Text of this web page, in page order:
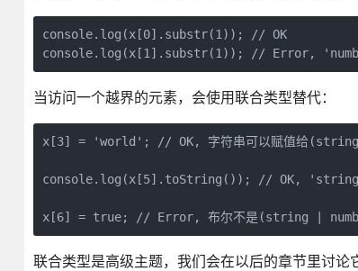
console.log(x[0].substr(1)); // OK
当访问一个越界的元素，会使用联合类型替代：
x[3] = 'world'; // OK, 字符串可以赋值给(string
console.log(x[5].toString()); // OK,
联合类型是高级主题，我们会在以后的章节里讨论